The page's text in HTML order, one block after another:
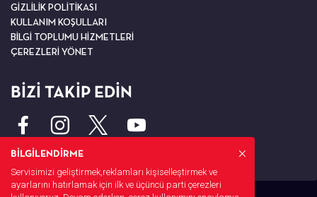
GİZLİLİK POLİTİKASI
KULLANIM KOŞULLARI
BİLGİ TOPLUMU HİZMETLERİ
ÇEREZLERİ YÖNET
BİZİ TAKİP EDİN
BİLGİLENDİRME
Servisimizi geliştirmek,reklamları kişiselleştirmek ve
ayarlarını hatırlamak için ilk ve üçüncü parti çerezleri